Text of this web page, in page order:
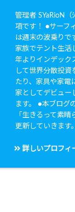
管理者 SYaRioN
項です！ ●サーフ
は週末の波乗りで
家族でテント生活
年よりインデック
して世界分散投
たり、家具や家電
家としてデビュー
ます。 ●本ブログ
「生きるって素
更新していきます
詳しいプロフィ